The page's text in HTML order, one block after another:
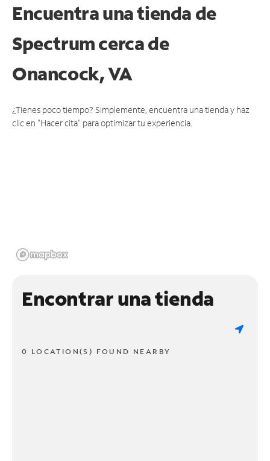
Encuentra una tienda de
Spectrumcerca de
Onancock, VA
¿Tienes poco tiempo? Simplemente, encuentra una tienda y haz
clic en "Hacer cita" para optimizar tu experiencia.
Encontrar una tienda
0 LOCATION(S) FOUND NEARBY